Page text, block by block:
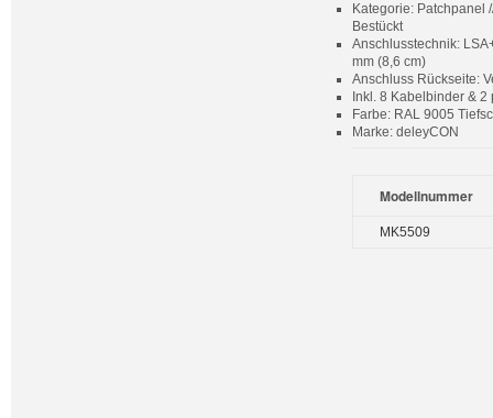
Kategorie: Patchpanel
Bestückt
Anschlusstechnik:
mm (8,6 cm)
Anschluss Rückseite:
Inkl. 8 Kabelbinder &
Farbe: RAL 9005
Marke: deleyCON
Modellnummer
MK5509